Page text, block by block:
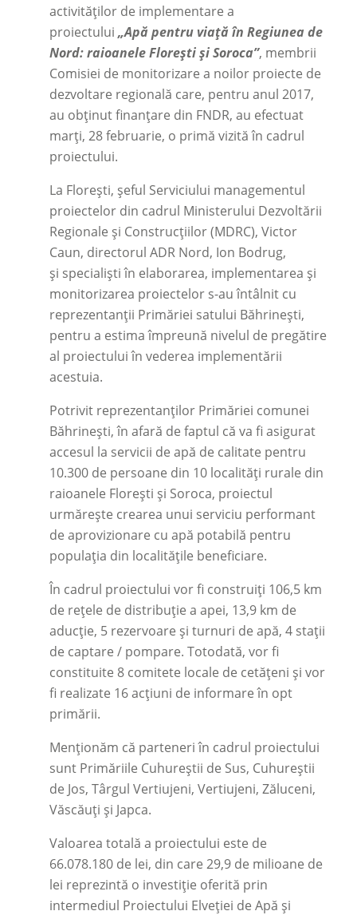
activităților de implementare a
proiectului „Apă pentru viață în Regiunea de
Nord: raioanele Florești și Soroca”, membrii
Comisiei de monitorizare a noilor proiecte de
dezvoltare regională care, pentru anul 2017,
au obținut finanțare din FNDR, au efectuat
marți, 28 februarie, o primă vizită în cadrul
proiectului.
La Florești, șeful Serviciului managementul
proiectelor din cadrul Ministerului Dezvoltării
Regionale și Construcțiilor (MDRC), Victor
Caun, directorul ADR Nord, Ion Bodrug,
și specialiști în elaborarea, implementarea și
monitorizarea proiectelor s-au întâlnit cu
reprezentanții Primăriei satului Băhrinești,
pentru a estima împreună nivelul de pregătire
al proiectului în vederea implementării
acestuia.
Potrivit reprezentanților Primăriei comunei
Băhrinești, în afară de faptul că va fi asigurat
accesul la servicii de apă de calitate pentru
10.300 de persoane din 10 localităţi rurale din
raioanele Florești și Soroca, proiectul
urmărește crearea unui serviciu performant
de aprovizionare cu apă potabilă pentru
populația din localitățile beneficiare.
În cadrul proiectului vor fi construiți 106,5 km
de rețele de distribuție a apei, 13,9 km de
aducție, 5 rezervoare și turnuri de apă, 4 stații
de captare / pompare. Totodată, vor fi
constituite 8 comitete locale de cetățeni și vor
fi realizate 16 acțiuni de informare în opt
primării.
Menționăm că parteneri în cadrul proiectului
sunt Primăriile Cuhureștii de Sus, Cuhureștii
de Jos, Târgul Vertiujeni, Vertiujeni, Zăluceni,
Văscăuți și Japca.
Valoarea totală a proiectului este de
66.078.180 de lei, din care 29,9 de milioane de
lei reprezintă o investiție oferită prin
intermediul Proiectului Elveției de Apă și